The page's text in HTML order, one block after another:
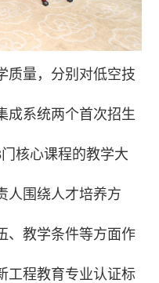
质量，分别对低空技
成系统两个首次招生
核心课程的教学大
人围绕人才培养方
、教学条件等方面作
工程教育专业认证标